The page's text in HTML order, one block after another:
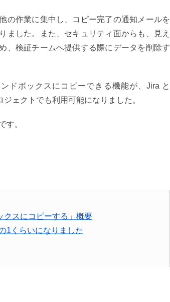
の作業に集中し、コピー完了の通知メールを
ました。また、セキュリティ面からも、見え
、検証チームへ提供する際にデータを削除す
ドボックスにコピーできる機能が、Jira と
ェクトでも利用可能になりました。
す。
クスにコピーする」概要
1くらいになりました